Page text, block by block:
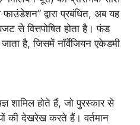
द्वारा प्रबंधित, अब यह
से वित्तपोषित होता है। फंड
जाता है, जिसमें नॉर्वेजियन एकेडमी
शामिल होते हैं, जो पुरस्कार से
की देखरेख करते हैं। वर्तमान